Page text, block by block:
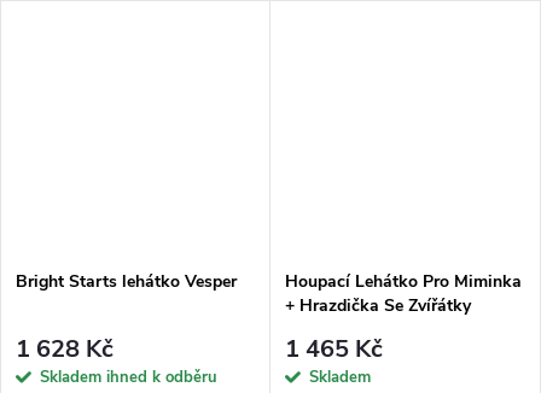
Bright Starts lehátko Vesper
1 628 Kč
Skladem ihned k odběru
Houpací Lehátko Pro Miminka
+ Hrazdička Se Zvířátky
1 465 Kč
Skladem